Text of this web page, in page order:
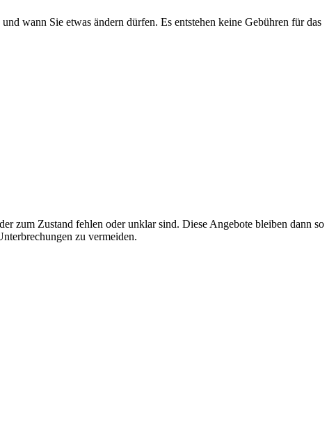
wann Sie etwas ändern dürfen. Es entstehen keine Gebühren für das
zum Zustand fehlen oder unklar sind. Diese Angebote bleiben dann so
zu vermeiden.